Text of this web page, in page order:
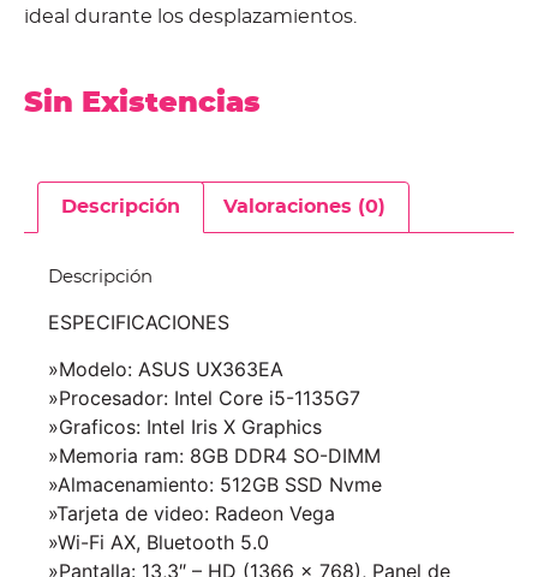
ideal durante los desplazamientos.
Sin Existencias
Descripción Valoraciones (0)
Descripción
ESPECIFICACIONES
»Modelo: ASUS UX363EA
»Procesador: Intel Core i5-1135G7
»Graficos: Intel Iris X Graphics
»Memoria ram: 8GB DDR4 SO-DIMM
»Almacenamiento: 512GB SSD Nvme
»Tarjeta de video: Radeon Vega
»Wi-Fi AX, Bluetooth 5.0
»Pantalla: 13,3″ – HD (1366 x 768), Panel de